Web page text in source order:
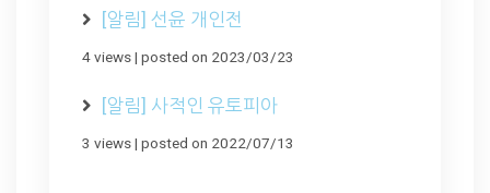
[알림] 선윤 개인전
4 views| posted on 2023/03/23
[알림] 사적인 유토피아
3 views| posted on 2022/07/13